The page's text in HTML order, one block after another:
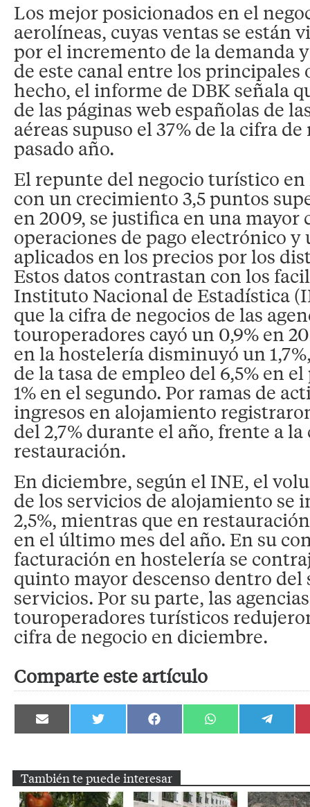
Los mejor posicionados en el
aerolíneas, cuyas ventas se están
por el incremento de la demanda
de este canal entre los principales
hecho, el informe de DBK señala
de las páginas web españolas de
aéreas supuso el 37% de la cifra
pasado año.
El repunte del negocio turístico
con un crecimiento 3,5 puntos
en 2009, se justifica en una mayor
operaciones de pago electrónico y
aplicados en los precios por los
Estos datos contrastan con los
Instituto Nacional de Estadística
que la cifra de negocios de las
touroperadores cayó un 0,9% en
en la hostelería disminuyó un
de la tasa de empleo del 6,5% en
1% en el segundo. Por ramas de
ingresos en alojamiento
del 2,7% durante el año, frente a la
restauración.
En diciembre, según el INE, el
de los servicios de alojamiento se
2,5%, mientras que en
en el último mes del año. En su
facturación en hostelería se
quinto mayor descenso dentro del
servicios. Por su parte, las
touroperadores turísticos
cifra de negocio en diciembre.
Comparte este artículo
Compartir
en
Compartir
en
Compartir
en
Compartir
en
Compartir
en
También te puede interesar